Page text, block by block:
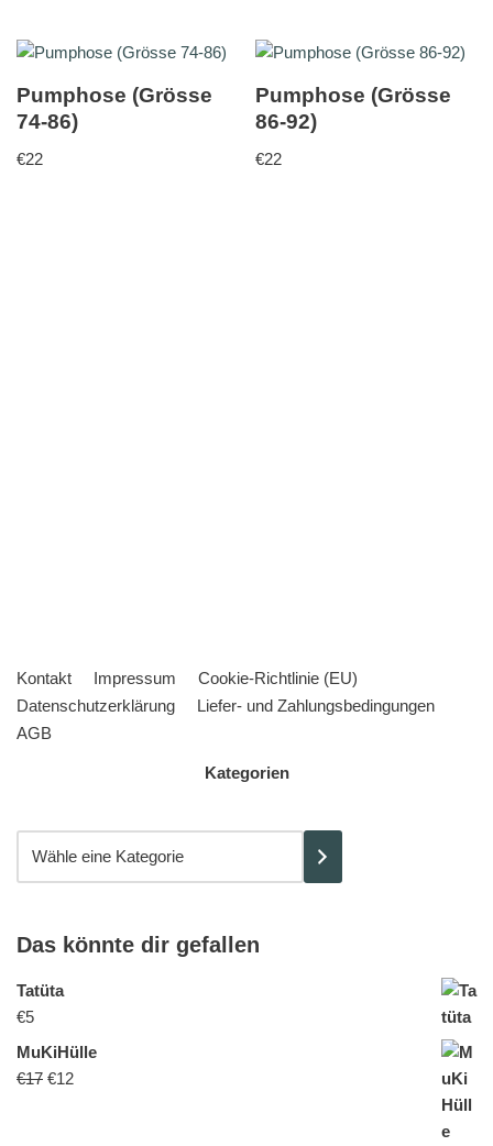
Pumphose (Grösse
74-86)
€22
Pumphose (Grösse
86-92)
€22
Kontakt Impressum
Cookie-Richtlinie (EU)
Datenschutzerklärung
Liefer- und Zahlungsbedingungen
AGB
Kategorien
Das könnte dir gefallen
Tatüta
€5
MuKiHülle
€17 €12